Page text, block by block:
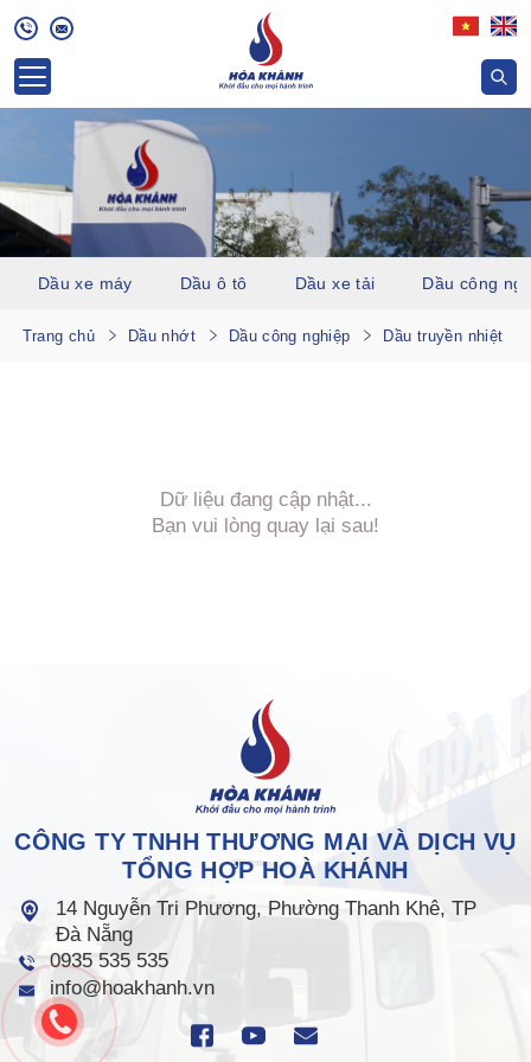
Dầu xe máy Dầu ô tô Dầu xe tải Dầu công
Trang chủ Dầu nhớt Dầu công nghiệp Dầu truyền nhiệt
Dữ liệu đang cập nhật...
Bạn vui lòng quay lại sau!
CÔNG TY TNHH THƯƠNG MẠI VÀ DỊCH VỤ
TỔNG HỢP HOÀ KHÁNH
14 Nguyễn Tri Phương, Phường Thanh Khê, TP
Đà Nẵng
0935 535 535
info@hoakhanh.vn